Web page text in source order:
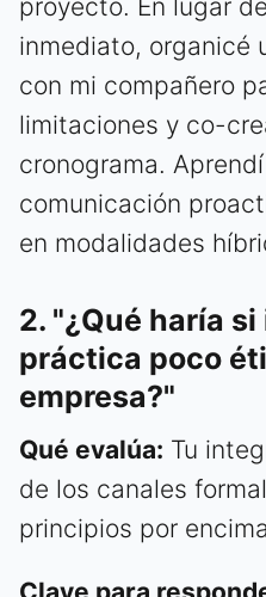
proyecto. En lugar
inmediato, organicé
con mi compañero
limitaciones y co-
cronograma.
comunicación
en modalidades
2. "¿Qué haría
práctica poco
empresa?"
Qué evalúa: Tu
de los canales
principios por